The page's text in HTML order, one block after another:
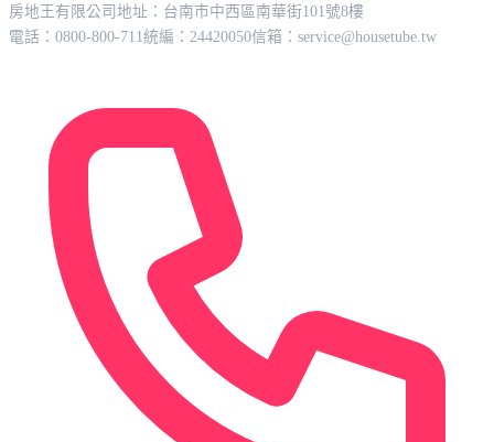
房地王有限公司 地址：台南市中西區南華街101號8樓
電話：0800-800-711 統編：24420050信箱： service@housetube.tw